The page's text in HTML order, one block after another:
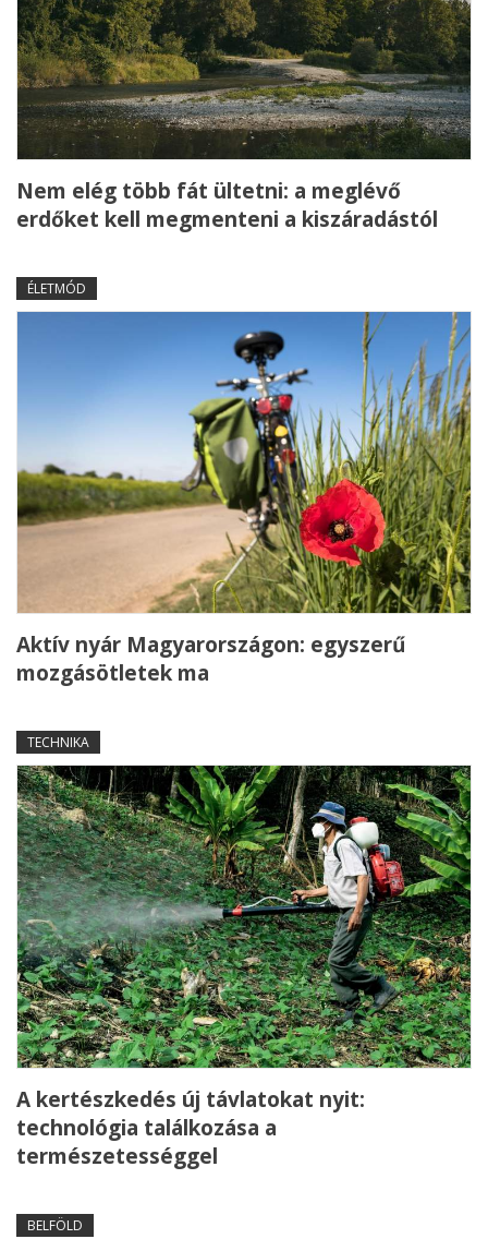
Nem elég több fát ültetni: a meglévő
erdőket kell megmenteni a kiszáradástól
ÉLETMÓD
Aktív nyár Magyarországon: egyszerű
mozgásötletek ma
TECHNIKA
A kertészkedés új távlatokat nyit:
technológia találkozása a
természetességgel
BELFÖLD